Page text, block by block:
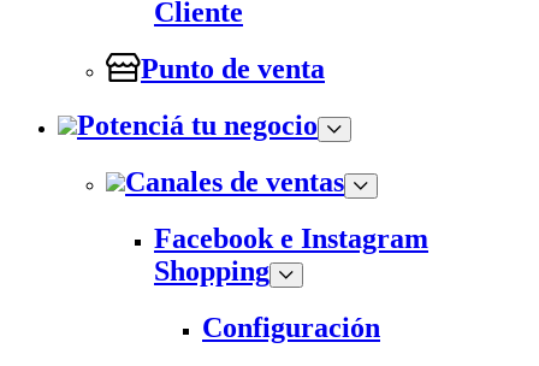
Cliente
Punto de venta
Potenciá tu negocio
Canales de ventas
Facebook e Instagram
Shopping
Configuración